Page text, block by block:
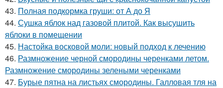
43. Полная подкормка груши: от А до Я
44. Сушка яблок над газовой плитой. Как высушить
яблоки в помещении
45. Настойка восковой моли: новый подход к лечению
46. Размножение черной смородины черенками летом.
Размножение смородины зелеными черенками
47. Бурые пятна на листьях смородины. Галловая тля на